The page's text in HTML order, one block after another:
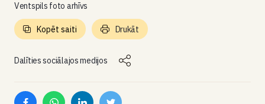
Ventspils foto arhīvs
Dalīties sociālajos medijos
Kopēt saiti Drukāt